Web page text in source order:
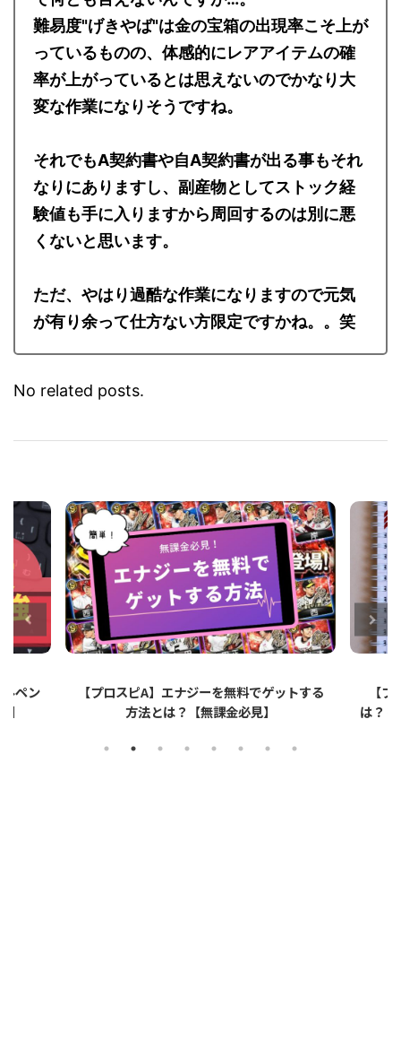
で何とも言えないんですが…。
難易度"げきやば"は金の宝箱の出現率こそ上が
っているものの、体感的にレアアイテムの確
率が上がっているとは思えないのでかなり大
それでもA契約書や自A契約書が出る事もそれ
なりにありますし、副産物としてストック経
験値も手に入りますから周回するのは別に悪
ただ、やはり過酷な作業になりますので元気
でゲットする
【プロスピA】ペーパーライクフィルムと
説